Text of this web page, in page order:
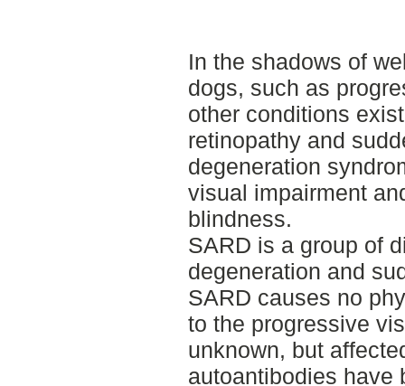
In the shadows of
dogs, such as
other conditions
retinopathy and
degeneration
visual impairment
blindness.
SARD is a group of
degeneration and
SARD causes no
to the progressive
unknown, but
autoantibodies have